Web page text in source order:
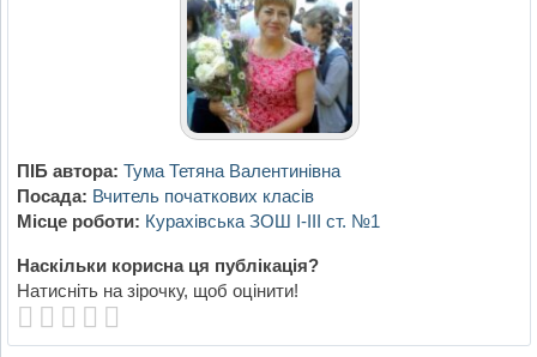
ПІБ автора: Тума Тетяна Валентинівна
Посада: Вчитель початкових класів
Місце роботи: Курахівська ЗОШ І-ІІІ ст. №1
Наскільки корисна ця публікація?
Натисніть на зірочку, щоб оцінити!